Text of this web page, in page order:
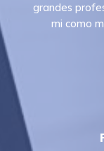
grandes
mi como